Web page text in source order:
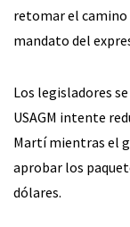
retomar el camino
mandato del
Los legisladores
USAGM intente
Martí mientras el
aprobar los
dólares.